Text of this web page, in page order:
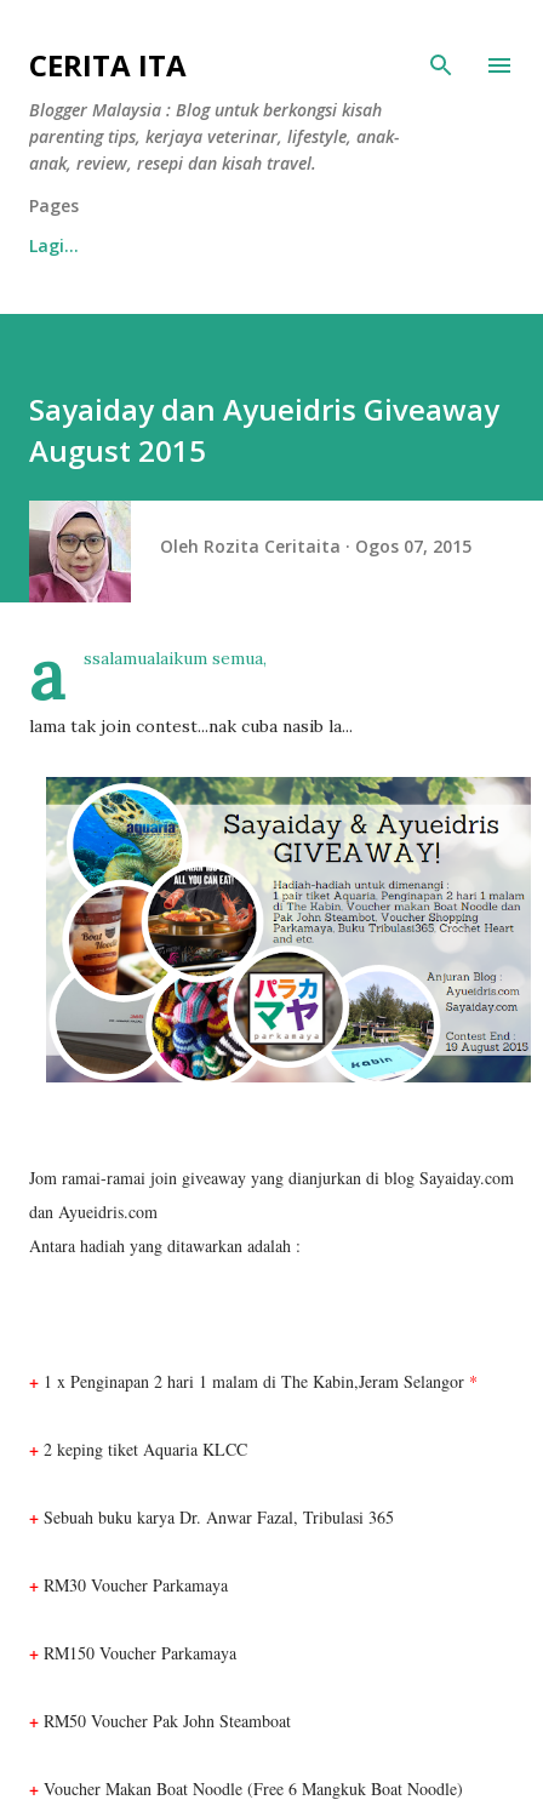
CERITA ITA
Blogger Malaysia : Blog untuk berkongsi kisah
parenting tips, kerjaya veterinar, lifestyle, anak-
anak, review, resepi dan kisah travel.
Pages
Lagi…
Sayaiday dan Ayueidris Giveaway
August 2015
Oleh Rozita Ceritaita Ogos 07, 2015
a ssalamualaikum semua,
lama tak join contest...nak cuba nasib la...
Jom ramai-ramai join giveaway yang dianjurkan di blog Sayaiday.com
dan Ayueidris.com
Antara hadiah yang ditawarkan adalah :
+ 1 x Penginapan 2 hari 1 malam di The Kabin,Jeram Selangor *
+ 2 keping tiket Aquaria KLCC
+ Sebuah buku karya Dr. Anwar Fazal, Tribulasi 365
+ RM30 Voucher Parkamaya
+ RM150 Voucher Parkamaya
+ RM50 Voucher Pak John Steamboat
+ Voucher Makan Boat Noodle (Free 6 Mangkuk Boat Noodle)